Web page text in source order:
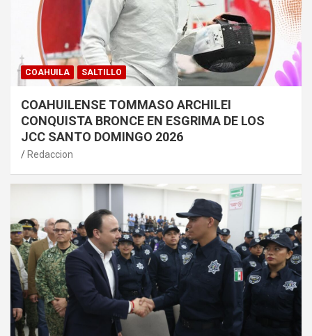
COAHUILA SALTILLO
COAHUILENSE TOMMASO ARCHILEI
CONQUISTA BRONCE EN ESGRIMA DE LOS
JCC SANTO DOMINGO 2026
Redaccion